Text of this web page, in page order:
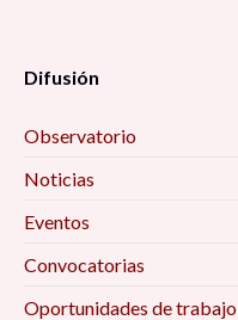
Difusión
Observatorio
Noticias
Eventos
Convocatorias
Oportunidades de trabajo